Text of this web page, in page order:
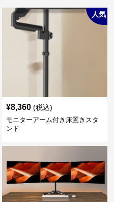
人気
¥8,360 (税込)
モニターアーム付き床置きスタ
ンド